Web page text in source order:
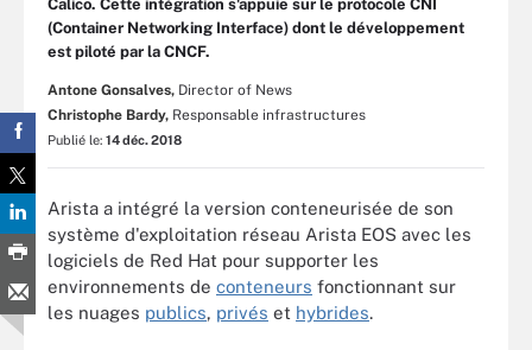
Calico. Cette intégration s'appuie sur le protocole CNI
(Container Networking Interface) dont le développement
est piloté par la CNCF.
Antone Gonsalves, Director of News
Christophe Bardy, Responsable infrastructures
Publié le: 14 déc. 2018
Arista a intégré la version conteneurisée de son
système d'exploitation réseau Arista EOS avec les
logiciels de Red Hat pour supporter les
environnements de conteneurs fonctionnant sur
les nuages publics, privés et hybrides.